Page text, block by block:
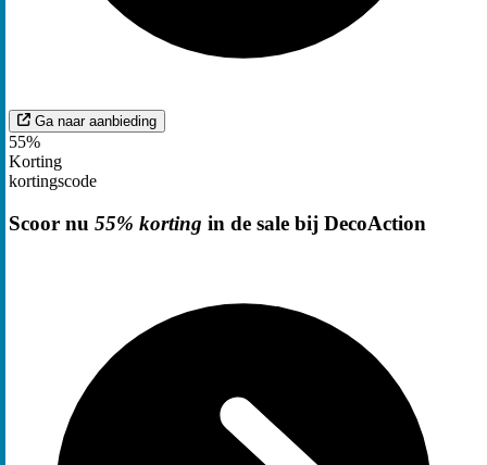
Ga naar aanbieding
55%
Korting
kortingscode
Scoor nu 55% korting in de sale bij DecoAction